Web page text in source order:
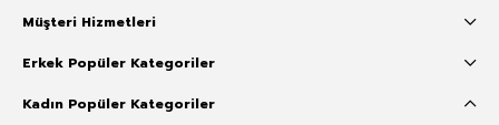
Müşteri Hizmetleri
Erkek Popüler Kategoriler
Kadın Popüler Kategoriler